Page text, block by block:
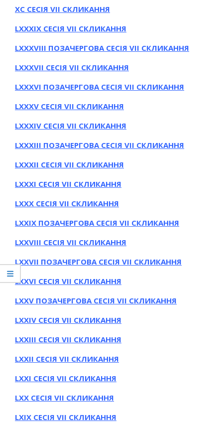
ХС СЕСІЯ VII СКЛИКАННЯ
LXXХІХ СЕСІЯ VII СКЛИКАННЯ
LXXХVІІІ ПОЗАЧЕРГОВА СЕСІЯ VII СКЛИКАННЯ
LXXХVІІ СЕСІЯ VII СКЛИКАННЯ
LXXХVІ ПОЗАЧЕРГОВА СЕСІЯ VII СКЛИКАННЯ
LXXХV СЕСІЯ VII СКЛИКАННЯ
LXXХІV СЕСІЯ VII СКЛИКАННЯ
LXXХІІІ ПОЗАЧЕРГОВА СЕСІЯ VII СКЛИКАННЯ
LXXХІІ СЕСІЯ VII СКЛИКАННЯ
LXXХІ СЕСІЯ VII СКЛИКАННЯ
LXXХ СЕСІЯ VII СКЛИКАННЯ
LXXІХ ПОЗАЧЕРГОВА СЕСІЯ VII СКЛИКАННЯ
LXXVІIІ СЕСІЯ VII СКЛИКАННЯ
LXXVIІ ПОЗАЧЕРГОВА СЕСІЯ VII СКЛИКАННЯ
LXXVІ СЕСІЯ VII СКЛИКАННЯ
LXXV ПОЗАЧЕРГОВА СЕСІЯ VII СКЛИКАННЯ
LXXІV СЕСІЯ VII СКЛИКАННЯ
LXXІІІ СЕСІЯ VII СКЛИКАННЯ
LXXІІ СЕСІЯ VII СКЛИКАННЯ
LXXІ СЕСІЯ VII СКЛИКАННЯ
LXХ СЕСІЯ VII СКЛИКАННЯ
LXІХ СЕСІЯ VII СКЛИКАННЯ